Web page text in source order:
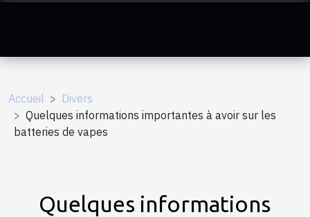
Accueil
Divers
Quelques informations importantes à avoir sur les
batteries de vapes
Quelques informations